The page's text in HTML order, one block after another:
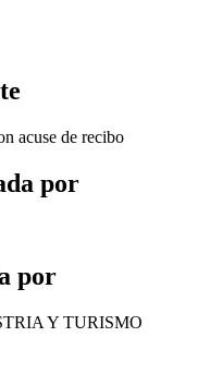
acuse de recibo
por
por
Y TURISMO